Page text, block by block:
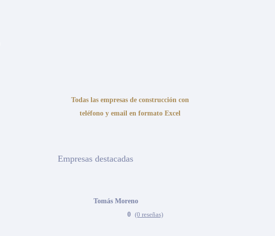
Todas las empresas de construcción con
teléfono y email en formato Excel
Empresas destacadas
Tomás Moreno
0 (0 reseñas)